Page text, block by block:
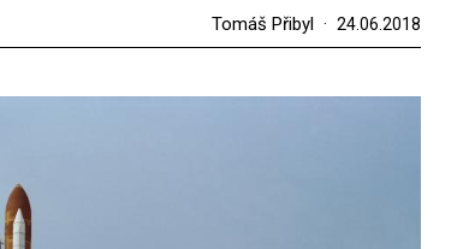
Tomáš Přibyl 24.06.2018